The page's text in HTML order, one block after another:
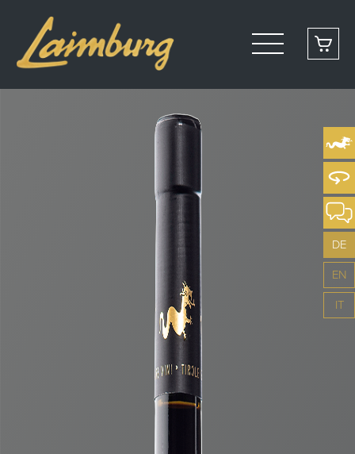
DE
EN
IT